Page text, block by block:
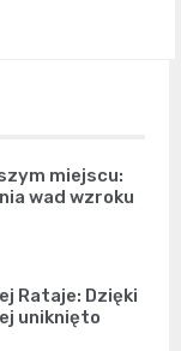
miejscu:
wad wzroku
Rataje: Dzięki
uniknięto